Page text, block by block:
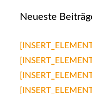
Neueste